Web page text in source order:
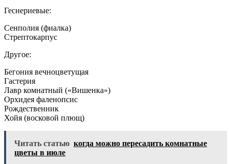
Геснериевые:
Сенполия (фиалка)
Стрептокарпус
Другое:
Бегония вечноцветущая
Гастерия
Лавр комнатный («Вишенка»)
Орхидея фаленопсис
Рождественник
Хойя (восковой плющ)
Читать статью когда можно пересадить комнатные
цветы в июле